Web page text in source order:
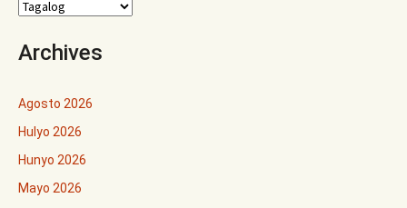
Archives
Agosto 2026
Hulyo 2026
Hunyo 2026
Mayo 2026